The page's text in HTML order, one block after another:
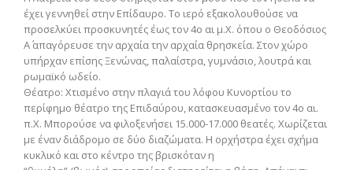
έχει γεννηθεί στην Επίδαυρο. Το ιερό εξακολουθούσε να
προσελκύει προσκυνητές έως τον 4ο αι μ.Χ. όπου ο Θεοδόσιος
Α΄ απαγόρευσε την αρχαία την αρχαία θρησκεία. Στον χώρο
υπήρχαν επίσης Ξενώνας, παλαίστρα, γυμνάσιο, λουτρά και
ρωμαϊκό ωδείο.
Θέατρο: Χτισμένο στην πλαγιά του λόφου Κυνορτίου το
περίφημο θέατρο της Επιδαύρου, κατασκευασμένο τον 4ο αι.
π.Χ. Μπορούσε να φιλοξενήσει 15.000-17.000 θεατές. Χωρίζεται
με έναν διάδρομο σε δύο διαζώματα. Η ορχήστρα έχει σχήμα
κυκλικό και στο κέντρο της βρισκόταν η